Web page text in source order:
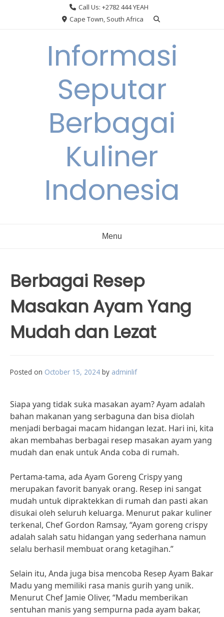
Call Us: +2782 444 YEAH
Cape Town, South Africa
Informasi
Seputar
Berbagai
Kuliner
Indonesia
Menu
Berbagai Resep
Masakan Ayam Yang
Mudah dan Lezat
Posted on October 15, 2024 by adminlif
Siapa yang tidak suka masakan ayam? Ayam adalah
bahan makanan yang serbaguna dan bisa diolah
menjadi berbagai macam hidangan lezat. Hari ini, kita
akan membahas berbagai resep masakan ayam yang
mudah dan enak untuk Anda coba di rumah.
Pertama-tama, ada Ayam Goreng Crispy yang
merupakan favorit banyak orang. Resep ini sangat
mudah untuk dipraktekkan di rumah dan pasti akan
disukai oleh seluruh keluarga. Menurut pakar kuliner
terkenal, Chef Gordon Ramsay, “Ayam goreng crispy
adalah salah satu hidangan yang sederhana namun
selalu berhasil membuat orang ketagihan.”
Selain itu, Anda juga bisa mencoba Resep Ayam Bakar
Madu yang memiliki rasa manis gurih yang unik.
Menurut Chef Jamie Oliver, “Madu memberikan
sentuhan manis yang sempurna pada ayam bakar,